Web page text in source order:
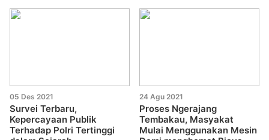
05 Des 2021
Survei Terbaru,
Kepercayaan Publik
Terhadap Polri Tertinggi
24 Agu 2021
Proses Ngerajang
Tembakau, Masyakat
Mulai Menggunakan Mesin